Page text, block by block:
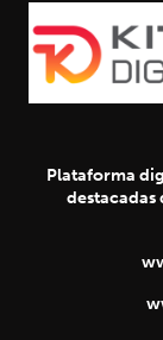
Plataforma
destacadas